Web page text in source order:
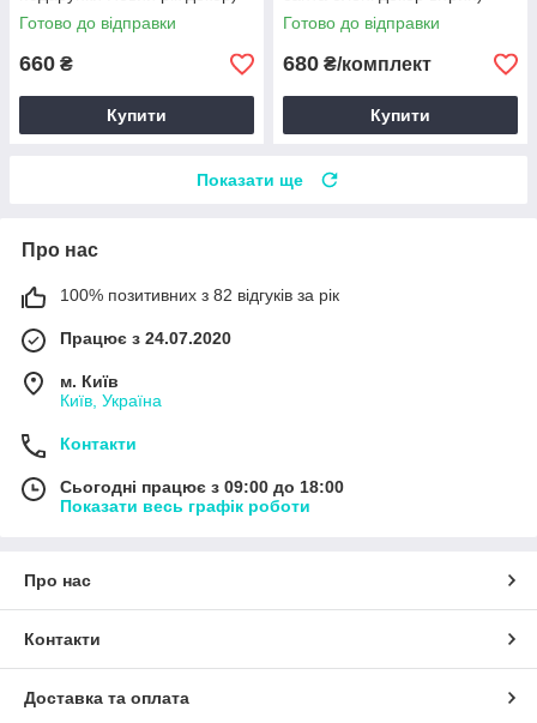
Набір M 1100х500мм матова
Готово до відправки
660 ₴
Купити
матова 800х490 мм
Блакитний
Готово до відправки
680 ₴/комплект
Купити
Показати ще
Про нас
100% позитивних з 82 відгуків за рік
Працює з 24.07.2020
м. Київ
Київ, Україна
Контакти
Сьогодні працює з 09:00 до 18:00
Показати весь графік роботи
Про нас
Контакти
Доставка та оплата